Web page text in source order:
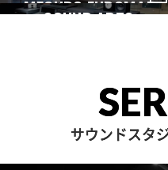
入しました！
【下北沢店】店舗駐車場台数
変更のお知らせ
銀座
学芸大
MEGURO FUDOMAE
SOUND ARTS
サウンドスタ